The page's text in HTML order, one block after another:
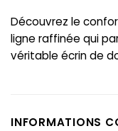
Découvrez le
ligne raffinée qui
véritable écrin de
INFORMATIONS